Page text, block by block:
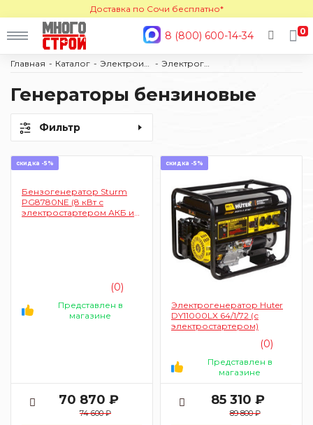
Доставка по Сочи бесплатно*
8 (800) 600-14-34 0
Главная Каталог Электрогенераторы
Генераторы бензиновые
Фильтр
скидка -5%
Бензогенератор Sturm
PG8780NE (8 кВт с
электростартером АКБ и
(0)
Представлен в
магазине
70 870 ₽
74 600 ₽
скидка -5%
Электрогенератор Huter
DY11000LX 64/1/72 (с
электростартером)
(0)
Представлен в
магазине
85 310 ₽
89 800 ₽